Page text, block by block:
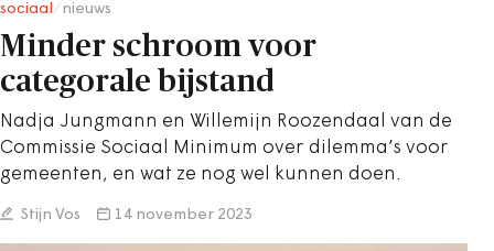
sociaal nieuws
Minder schroom voor
categorale bijstand
Nadja Jungmann en Willemijn Roozendaal van de
Commissie Sociaal Minimum over dilemma’s voor
gemeenten, en wat ze nog wel kunnen doen.
Stijn Vos 14 november 2023